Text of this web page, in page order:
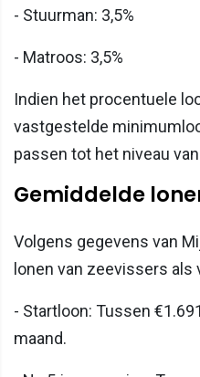
- Stuurman: 3,5%
- Matroos: 3,5%
Indien het procentuele
vastgestelde
passen tot het niveau
Gemiddelde
Volgens gegevens van
lonen van zeevissers als
- Startloon: Tussen
maand.